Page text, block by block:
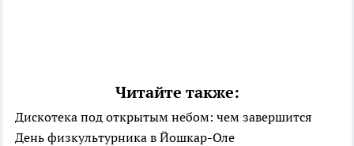
Читайте также:
Дискотека под открытым небом: чем завершится
День физкультурника в Йошкар-Оле